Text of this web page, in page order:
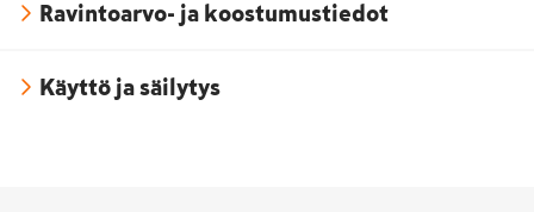
Ravintoarvo- ja koostumustiedot
Käyttö ja säilytys